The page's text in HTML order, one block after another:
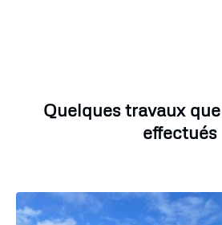
Quelques travaux
effectués